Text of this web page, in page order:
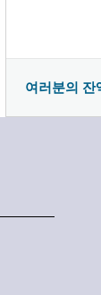
여러분의 잔